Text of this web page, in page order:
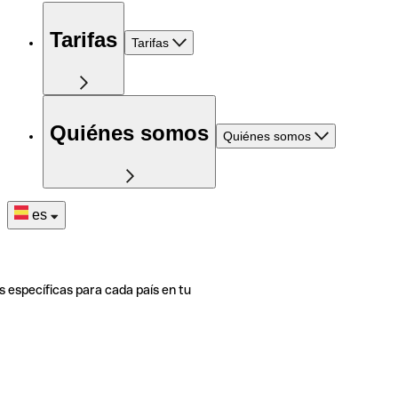
Tarifas Tarifas
Quiénes somos Quiénes somos
es
específicas para cada país en tu